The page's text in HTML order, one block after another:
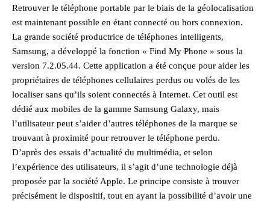
Retrouver le téléphone portable par le biais de la géolocalisation
est maintenant possible en étant connecté ou hors connexion.
La grande société productrice de téléphones intelligents,
Samsung, a développé la fonction « Find My Phone » sous la
version 7.2.05.44. Cette application a été conçue pour aider les
propriétaires de téléphones cellulaires perdus ou volés de les
localiser sans qu’ils soient connectés à Internet. Cet outil est
dédié aux mobiles de la gamme Samsung Galaxy, mais
l’utilisateur peut s’aider d’autres téléphones de la marque se
trouvant à proximité pour retrouver le téléphone perdu.
D’après des essais d’actualité du multimédia, et selon
l’expérience des utilisateurs, il s’agit d’une technologie déjà
proposée par la société Apple. Le principe consiste à trouver
précisément le dispositif, tout en ayant la possibilité d’avoir une